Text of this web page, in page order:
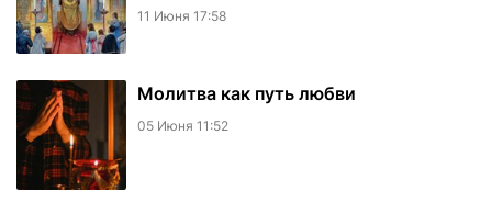
11 Июня 17:58
Молитва как путь любви
05 Июня 11:52